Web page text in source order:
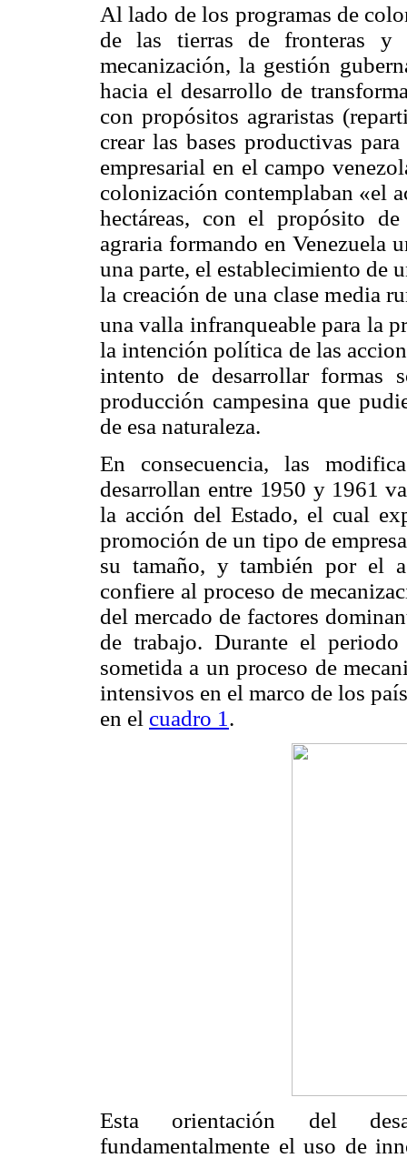
Al lado de los programas de
de las tierras de fronteras
mecanización, la gestión
hacia el desarrollo de
con propósitos agraristas
crear las bases productivas
empresarial en el campo
colonización contemplaban «el
hectáreas, con el propósito
agraria formando en Venezuela
una parte, el establecimiento de
la creación de una clase media
una valla infranqueable para la
la intención política de las
intento de desarrollar formas
producción campesina que
de esa naturaleza.
En consecuencia, las
desarrollan entre 1950 y 1961
la acción del Estado, el cual
promoción de un tipo de
su tamaño, y también por el
confiere al proceso de
del mercado de factores
de trabajo. Durante el
sometida a un proceso de
intensivos en el marco de los
en el cuadro 1 .
Esta orientación del
fundamentalmente el uso de